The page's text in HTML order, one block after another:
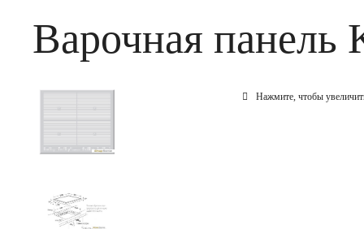
Варочная панель
Нажмите, чтобы